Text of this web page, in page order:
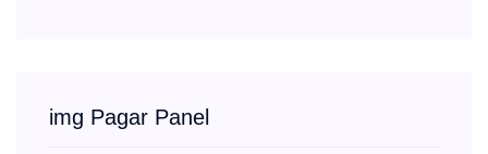
img Pagar Panel